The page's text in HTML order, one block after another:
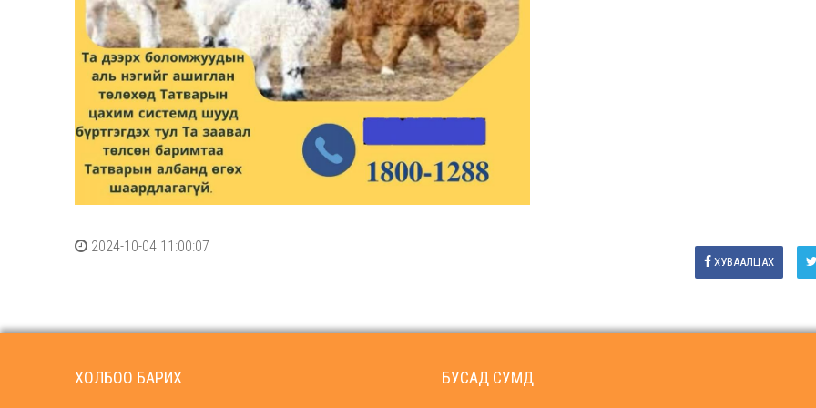
2024-10-04 11:00:07
ХУВААЛЦАХ
ХОЛБОО БАРИХ БУСАД СУМД